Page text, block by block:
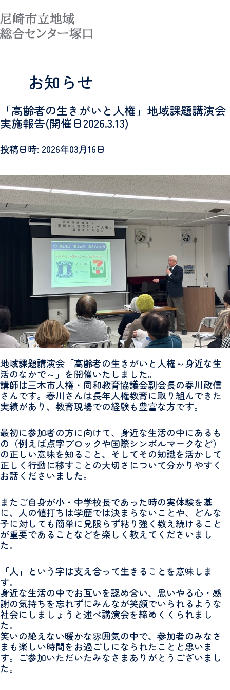
お知らせ
「高齢者の生きがいと人権」地域課題講演会
実施報告(開催日2026.3.13)
投稿日時: 2026年03月16日
地域課題講演会「高齢者の生きがいと人権～身近な生
活のなかで～」を開催いたしました。
講師は三木市人権・同和教育協議会副会長の春川政信
さんです。春川さんは長年人権教育に取り組んできた
実績があり、教育現場での経験も豊富な方です。
最初に参加者の方に向けて、身近な生活の中にあるも
の（例えば点字ブロックや国際シンボルマークなど）
の正しい意味を知ること、そしてその知識を活かして
正しく行動に移すことの大切さについて分かりやすく
お話くださいました。
またご自身が小・中学校長であった時の実体験を基
に、人の値打ちは学歴では決まらないことや、どんな
子に対しても簡単に見限らず粘り強く教え続けること
が重要であることなどを楽しく教えてくださいまし
た。
「人」という字は支え合って生きることを意味しま
す。
身近な生活の中でお互いを認め合い、思いやる心・感
謝の気持ちを忘れずにみんなが笑顔でいられるような
社会にしましょうと述べ講演会を締めくくられまし
た。
笑いの絶えない暖かな雰囲気の中で、参加者のみなさ
まも楽しい時間をお過ごしになられたことと思いま
す。ご参加いただいたみなさまありがとうございまし
た。